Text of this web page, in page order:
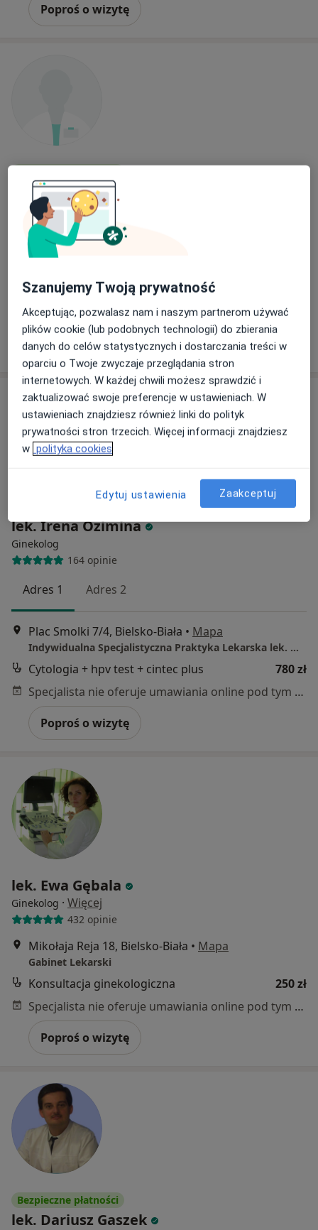
Poproś o wizytę
lek. Paweł Tomaszek
W trakcie specjalizacji (Ginekolog)
10 opinii
Krakowska 93A, Andrychów
Konsultacja ginekologiczna
Poproś o wizytę
lek. Irena Ozimina
Ginekolog
164 opinie
Adres 1 Adres 2
Plac Smolki 7/4, Bielsko-Biała • Mapa
Indywidualna Specjalistyczna Praktyka Lekarska lek. med. Irena Ozimina
Cytologia + hpv test + cintec plus
780 zł
Specjalista nie oferuje umawiania online pod tym adresem.
Poproś o wizytę
lek. Ewa Gębala
Ginekolog · Więcej
432 opinie
Mikołaja Reja 18, Bielsko-Biała • Mapa
Gabinet Lekarski
Konsultacja ginekologiczna
250 zł
Specjalista nie oferuje umawiania online pod tym adresem.
Poproś o wizytę
Bezpieczne płatności
lek. Dariusz Gaszek
Szanujemy Twoją prywatność
Akceptując, pozwalasz nam i naszym partnerom używać
plików cookie (lub podobnych technologii) do zbierania
danych do celów statystycznych i dostarczania treści w
oparciu o Twoje zwyczaje przeglądania stron
internetowych. W każdej chwili możesz sprawdzić i
zaktualizować swoje preferencje w ustawieniach. W
ustawieniach znajdziesz również linki do polityk
prywatności stron trzecich. Więcej informacji znajdziesz
w polityka cookies
Edytuj ustawienia Zaakceptuj